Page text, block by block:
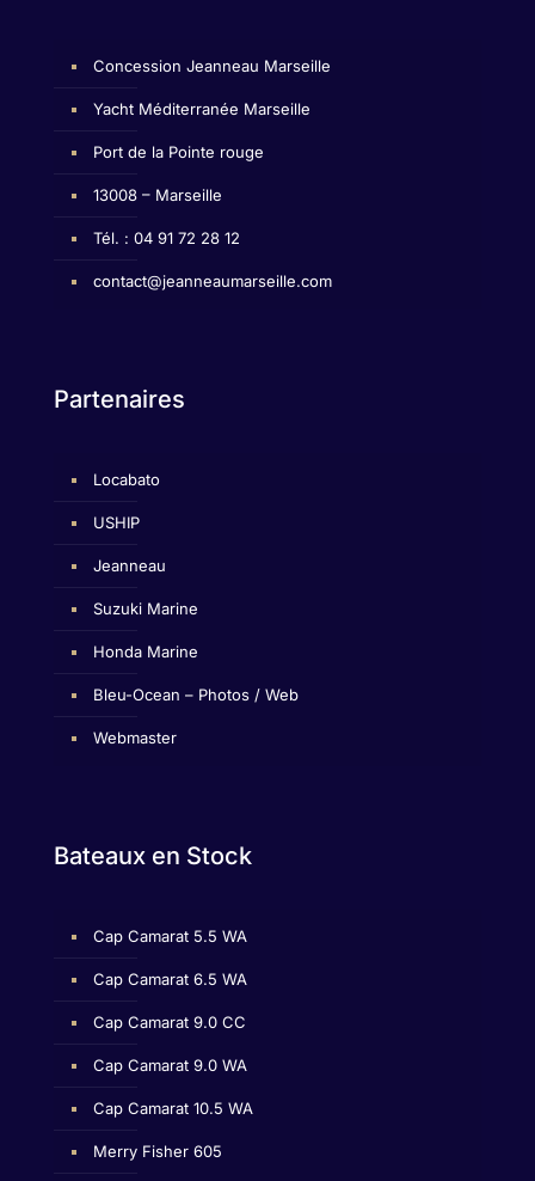
Concession Jeanneau Marseille
Yacht Méditerranée Marseille
Port de la Pointe rouge
13008 – Marseille
Tél. : 04 91 72 28 12
contact@jeanneaumarseille.com
Partenaires
Locabato
USHIP
Jeanneau
Suzuki Marine
Honda Marine
Bleu-Ocean – Photos / Web
Webmaster
Bateaux en Stock
Cap Camarat 5.5 WA
Cap Camarat 6.5 WA
Cap Camarat 9.0 CC
Cap Camarat 9.0 WA
Cap Camarat 10.5 WA
Merry Fisher 605